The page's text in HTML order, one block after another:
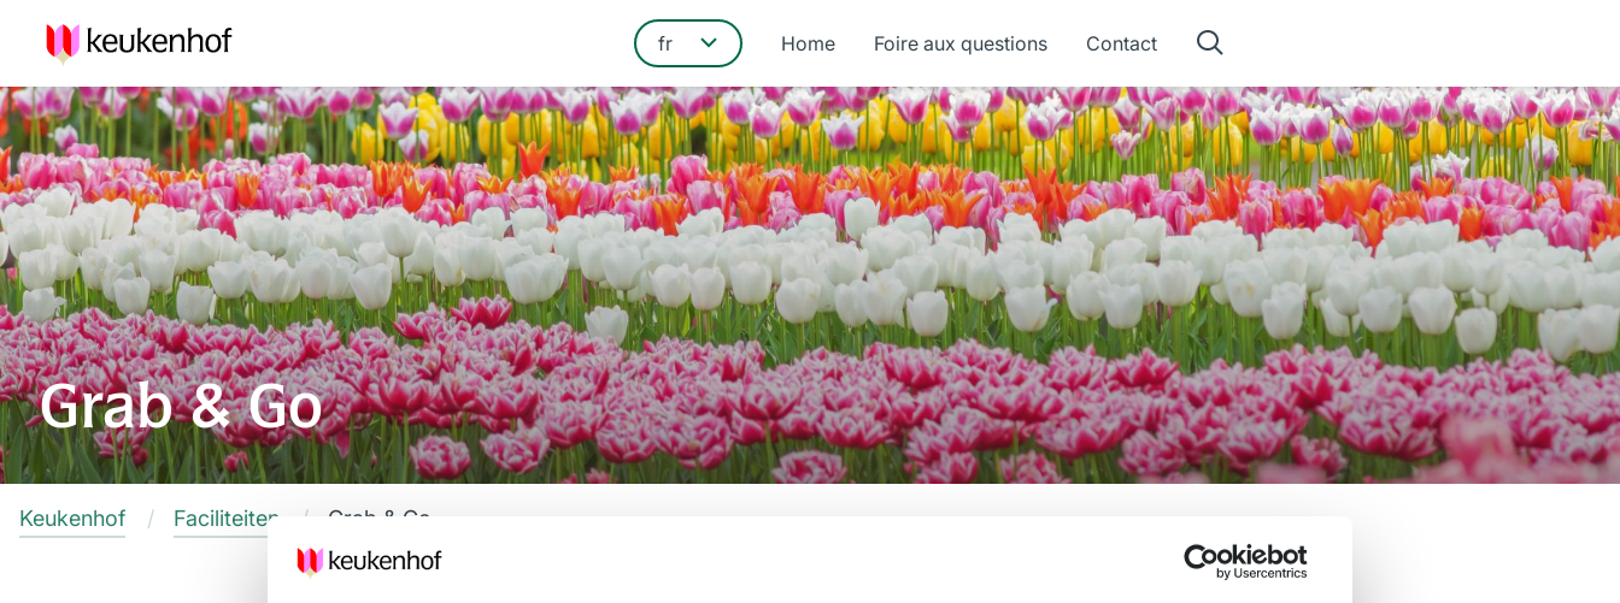
Home Foire aux questions Contact
Grab & Go
Keukenhof Faciliteiten Grab & Go